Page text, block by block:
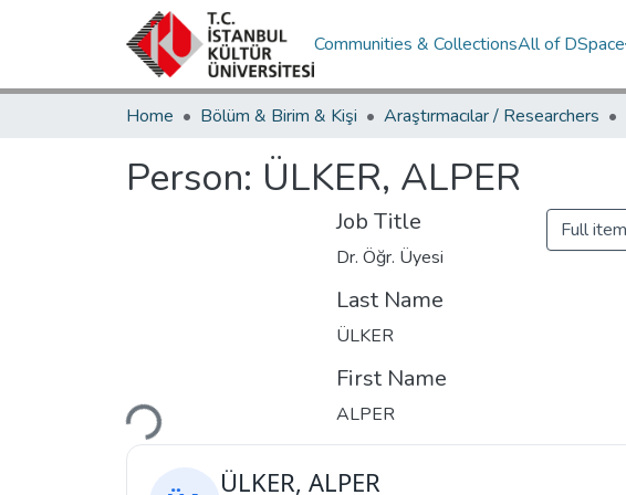
Communities & CollectionsAll of DSpace
Home Bölüm & Birim & Kişi Araştırmacılar / Researchers
Person: ÜLKER, ALPER
Loading...
Job Title
Dr. Öğr. Üyesi
Last Name
ÜLKER
First Name
ALPER
Full
ÜLKER, ALPER